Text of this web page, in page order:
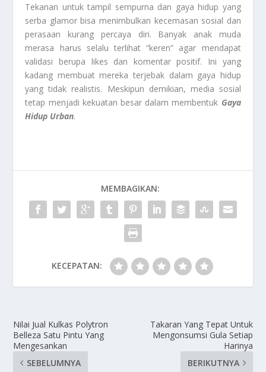
Tekanan untuk tampil sempurna dan gaya hidup yang
serba glamor bisa menimbulkan kecemasan sosial dan
perasaan kurang percaya diri. Banyak anak muda
merasa harus selalu terlihat “keren” agar mendapat
validasi berupa likes dan komentar positif. Ini yang
kadang membuat mereka terjebak dalam gaya hidup
yang tidak realistis. Meskipun demikian, media sosial
tetap menjadi kekuatan besar dalam membentuk Gaya
Hidup Urban.
MEMBAGIKAN:
KECEPATAN:
Nilai Jual Kulkas Polytron
Belleza Satu Pintu Yang
Mengesankan
SEBELUMNYA
Takaran Yang Tepat Untuk
Mengonsumsi Gula Setiap
Harinya
BERIKUTNYA